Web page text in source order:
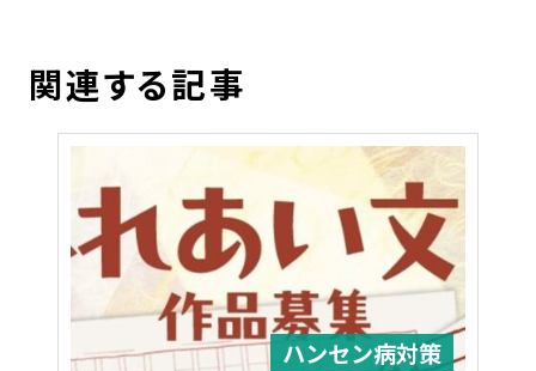
関連する記事
ハンセン病対策